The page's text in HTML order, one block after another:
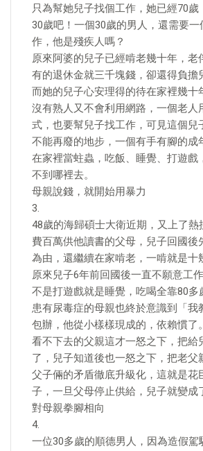
只為幫她兒子找個工作，她已經70
30歲吧！一個30歲的男人，還需要
作，他是殘疾人嗎？
原來阿婆的兒子已經啃老幾十年，老
有的退休金就三千塊錢，卻還得負擔
而她的兒子心安理得的待在家裡幾十
沒有熟人又不會利用網路，一個老人
式，也要幫兒子找工作，可見這個兒
不能再廢的地步，一個有手有腳的成
在家裡當蛀蟲，吃飯、睡覺、打遊戲
不到哪裡去。
母親說錢，就開始用暴力
3.
48歲的海歸碩士大衛近期，又上了熱
費百萬供他讀書的父母，兒子回國後
為由，還繼續在家啃老，一啃就是十
原來兒子6年前回國後一直不願意工
不是打遊戲就是睡覺，吃喝全靠80多
患有尿毒症的母親也終於意識到「我
包辦，他從小樣樣現成的，依賴慣了
看不下去的父親這才一怒之下，把給
了，兒子知道後也一怒之下，把老父
父子倆的矛盾徹底升級化，這就是花
子，一旦父母停止供給，兒子就變成
對母親拳腳相向
4.
一位30多歲的順德男人，因為造假駕